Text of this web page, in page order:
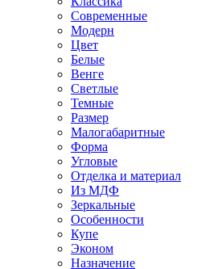
Современные
Модерн
Цвет
Белые
Венге
Светлые
Темные
Размер
Малогабаритные
Форма
Угловые
Отделка и материал
Из МДФ
Зеркальные
Особенности
Купе
Эконом
Назначение